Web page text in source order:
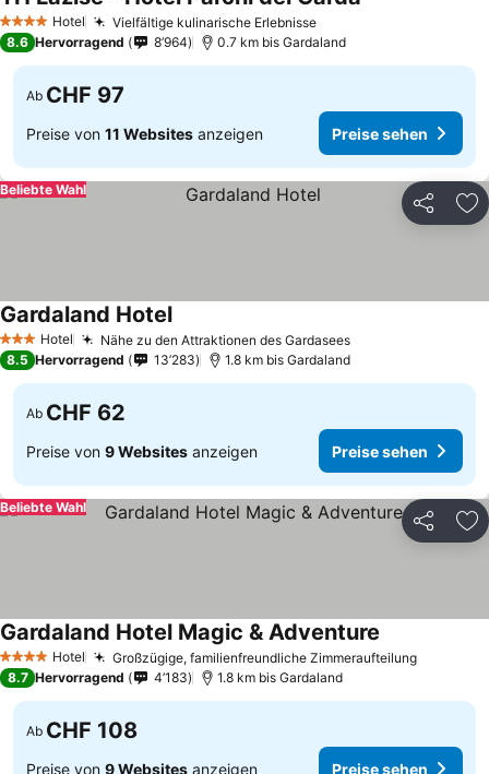
4 Sterne Hotel Vielfältige kulinarische Erlebnisse
8.6 Hervorragend 8’964 0.7 km bis Gardaland
Ab CHF 97
Preise von 11 Websites anzeigen Preise sehen
Teilen
Beliebte Wahl
3 SterneHotel Nähe zu den Attraktionen des Gardasees
Gardaland Hotel
8.5 Hervorragend 13’283 1.8 km bis Gardaland
Ab CHF 62
Preise von 9 Websites anzeigen Preise sehen
Teilen
Beliebte Wahl
4 Sterne Hotel Großzügige, familienfreundliche Zimmeraufteilung
Gardaland Hotel Magic & Adventure
8.7 Hervorragend 4’183 1.8 km bis Gardaland
Ab CHF 108
Preise von 9 Websites anzeigen Preise sehen